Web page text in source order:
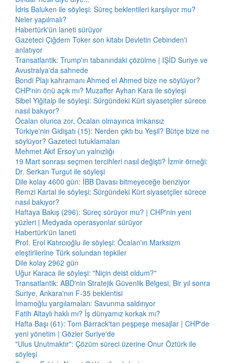
İdris Baluken ile söyleşi: Süreç beklentileri karşılıyor mu?
Neler yapılmalı?
Habertürk'ün laneti sürüyor
Gazeteci Çiğdem Toker son kitabı Devletin Cebinden'i
anlatıyor
Transatlantik: Trump'ın tabanındaki çözülme | IŞİD Suriye ve
Avustralya'da sahnede
Bondi Plajı kahramanı Ahmed el Ahmed bize ne söylüyor?
CHP'nin önü açık mı? Muzaffer Ayhan Kara ile söyleşi
Sibel Yiğitalp ile söyleşi: Sürgündeki Kürt siyasetçiler sürece
nasıl bakıyor?
Öcalan olunca zor, Öcalan olmayınca imkansız
Türkiye'nin Gidişatı (15): Nerden çıktı bu Yeşil? Bütçe bize ne
söylüyor? Gazeteci tutuklamaları
Mehmet Akif Ersoy'un yalnızlığı
19 Mart sonrası seçmen tercihleri nasıl değişti? İzmir örneği:
Dr. Serkan Turgut ile söyleşi
Dile kolay 4600 gün: İBB Davası bitmeyeceğe benziyor
Remzi Kartal ile söyleşi: Sürgündeki Kürt siyasetçiler sürece
nasıl bakıyor?
Haftaya Bakış (296): Süreç sürüyor mu? | CHP'nin yeni
yüzleri | Medyada operasyonlar sürüyor
Habertürk'ün laneti
Prof. Erol Katırcıoğlu ile söyleşi: Öcalan'ın Marksizm
eleştirilerine Türk solundan tepkiler
Dile kolay 2962 gün
Uğur Karaca ile söyleşi: "Niçin deist oldum?"
Transatlantik: ABD'nin Stratejik Güvenlik Belgesi, Bir yıl sonra
Suriye, Ankara'nın F-35 beklentisi
İmamoğlu yargılamaları: Savunma saldırıyor
Fatih Altaylı haklı mı? İş dünyamız korkak mı?
Hafta Başı (61): Tom Barrack'tan peşpeşe mesajlar | CHP'de
yeni yönetim | Gözler Suriye'de
"Ulus Unutmaktır": Çözüm süreci üzerine Onur Öztürk ile
söyleşi